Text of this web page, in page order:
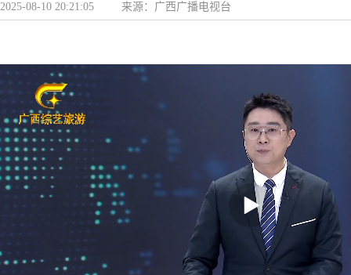
2025-08-10 20:21:05 来源： 广西广播电视台